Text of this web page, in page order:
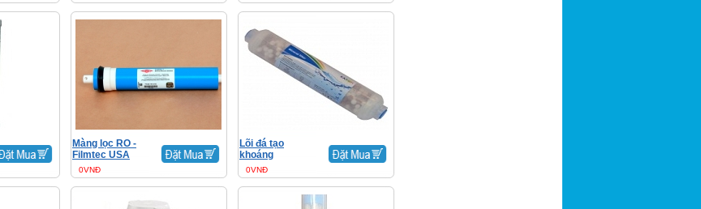
Màng lọc RO -
Filmtec USA
0VNĐ
Lõi đá tạo
khoáng
0VNĐ